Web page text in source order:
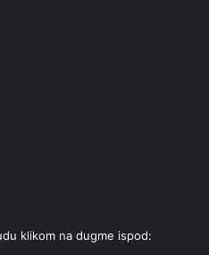
klikom na dugme ispod: